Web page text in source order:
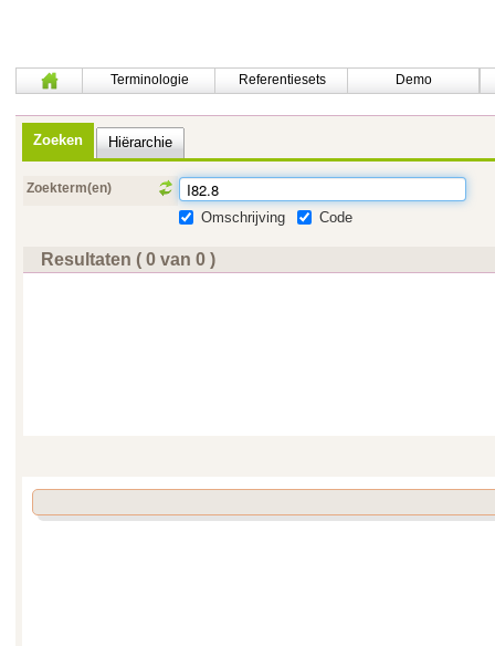
Terminologie Referentiesets Demo
Zoeken Hiërarchie
Zoekterm(en)
Omschrijving Code
Resultaten ( 0 van 0 )